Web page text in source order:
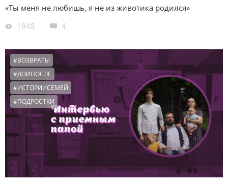
«Ты меня не любишь, я не из животика родился»
1948
4
#ВОЗВРАТЫ
#ДОИПОСЛЕ
#ИСТОРИИСЕМЕЙ
#ПОДРОСТКИ